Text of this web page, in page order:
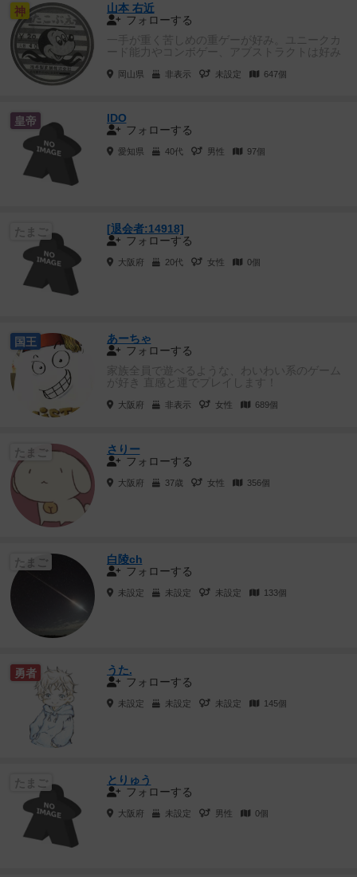
神
山本 右近
フォローする
一手が重く苦しめの重ゲーが好み。ユニークカ
ード能力やコンボゲー、アブストラクトは好み
岡山県 非表示 未設定 647個
皇帝
IDO
フォローする
愛知県 40代 男性 97個
[退会者:14918]
フォローする
大阪府 20代 女性 0個
国王
あーちゃ
フォローする
家族全員で遊べるような、わいわい系のゲーム
が好き 直感と運でプレイします！
大阪府 非表示 女性 689個
たまご
さりー
フォローする
大阪府 37歳 女性 356個
たまご
白陵ch
フォローする
未設定 未設定 未設定 133個
勇者
うた.
フォローする
未設定 未設定 未設定 145個
とりゅう
フォローする
大阪府 未設定 男性 0個